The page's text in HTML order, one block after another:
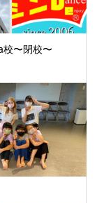
校〜閉校〜